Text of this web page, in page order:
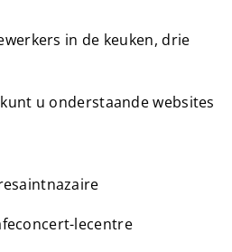
in de keuken, drie
u onderstaande websites
lecentre